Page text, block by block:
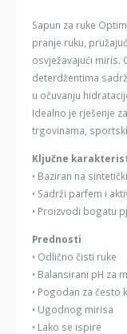
Sapun za ruke
pranje ruku,
osvježavajući miris.
deterdžentima
u očuvanju
Idealno je rješenje
trgovinama,
Ključne
• Baziran na
• Sadrži parfem i
• Proizvodi bogatu
Prednosti
• Odlično čisti ruke
• Balansirani pH za
• Pogodan za često
• Ugodnog mirisa
• Lako se ispire